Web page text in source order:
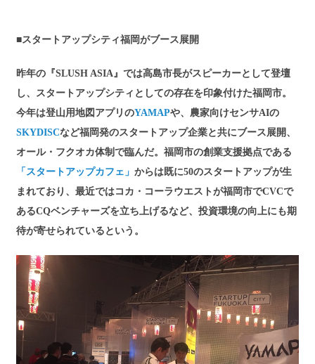
■スタートアップシティ福岡がブース展開
昨年の『SLUSH ASIA』では高島市長がスピーカーとして登壇
し、スタートアップシティとしての存在を印象付けた福岡市。
今年は登山用地図アプリのYAMAPや、農家向けセンサAIの
SKYDISCなど福岡発のスタートアップ企業と共にブース展開、
オール・フクオカ体制で臨んだ。福岡市の創業支援拠点である
「スタートアップカフェ」からは既に50のスタートアップが生
まれており、最近ではコカ・コーラウエストが福岡市でCVCで
あるCQベンチャーズを立ち上げるなど、投資環境の向上にも期
待が寄せられているという。